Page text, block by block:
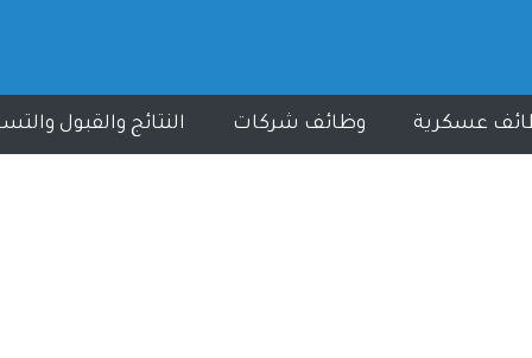
عسكرية وظائف شركات النتائج والقبول